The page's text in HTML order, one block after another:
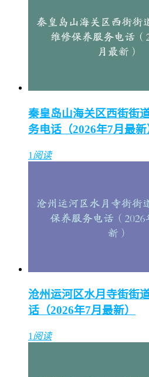
秦皇岛山海关区西街街
务电话（2026年7月最新
1 阅读
沧州运河区水月寺街街
话（2026年7月最新）
1 阅读